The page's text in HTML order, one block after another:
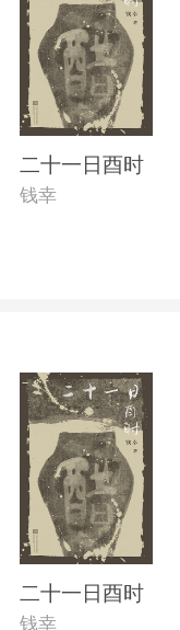
二十一日酉时
钱幸
二十一日酉时
钱幸